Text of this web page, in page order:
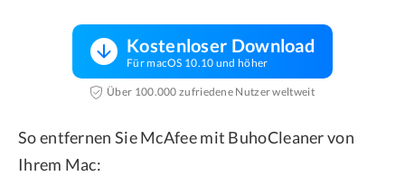
Kostenloser Download
Für macOS 10.10 und höher
Über 100.000 zufriedene Nutzer weltweit
So entfernen Sie McAfee mit BuhoCleaner von
Ihrem Mac: